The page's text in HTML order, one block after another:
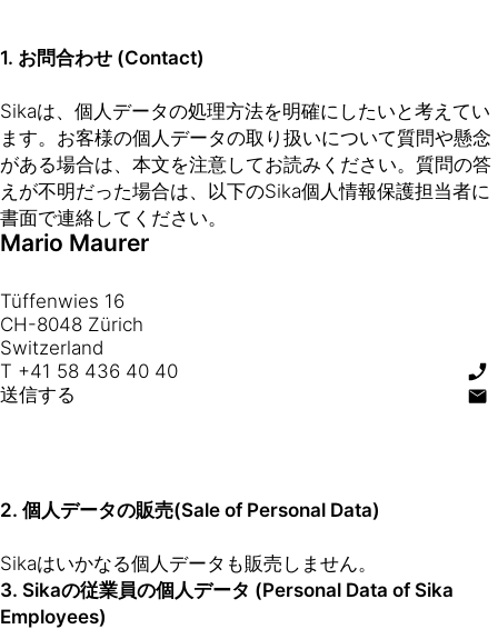
1. お問合わせ (Contact)
Sikaは、個人データの処理方法を明確にしたいと考えてい
ます。お客様の個人データの取り扱いについて質問や懸念
がある場合は、本文を注意してお読みください。質問の答
えが不明だった場合は、以下のSika個人情報保護担当者に
書面で連絡してください。
Mario Maurer
Tüffenwies 16
CH-8048 Zürich
T +41 58 436 40 40
送信する
2. 個人データの販売(Sale of Personal Data)
Sikaはいかなる個人データも販売しません。
3. Sikaの従業員の個人データ (Personal Data of Sika
Employees)